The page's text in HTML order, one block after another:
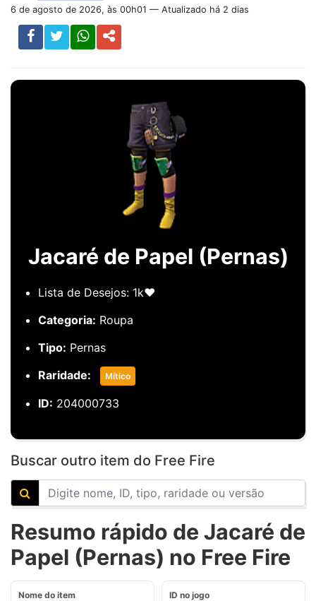
6 de agosto de 2026, às 00h01 — Atualizado há 2 dias
Jacaré de Papel (Pernas)
Lista de Desejos: 1k❤️
Categoria: Roupa
Tipo: Pernas
Raridade:
Mítico
ID: 204000733
Buscar outro item do Free Fire
Resumo rápido de Jacaré de
Papel (Pernas) no Free Fire
Nome do item ID no jogo